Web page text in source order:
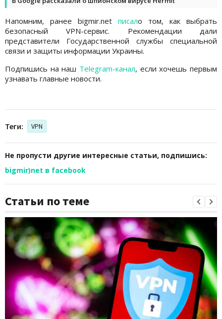
Напомним, ранее bigmir.net писало том, как выбрать
безопасный VPN-сервис. Рекомендации дали
представители Государственной службы специальной
связи и защиты информации Украины.
Подпишись на наш Telegram-канал, если хочешь первым
узнавать главные новости.
Теги: VPN
Не пропусти другие интересные статьи, подпишись:
bigmir)net в facebook
Статьи по теме